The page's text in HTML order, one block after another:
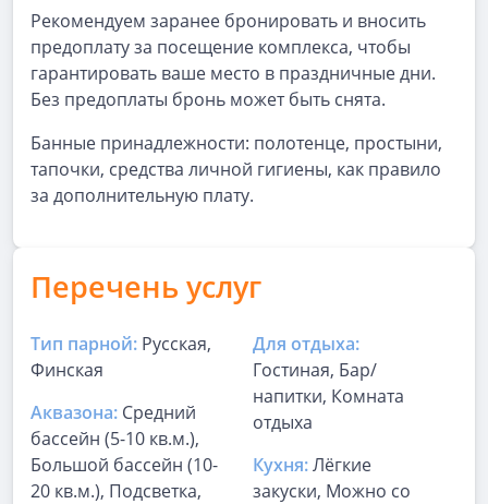
Рекомендуем заранее бронировать и вносить
предоплату за посещение комплекса, чтобы
гарантировать ваше место в праздничные дни.
Без предоплаты бронь может быть снята.
Банные принадлежности: полотенце, простыни,
тапочки, средства личной гигиены, как правило
за дополнительную плату.
Перечень услуг
Тип парной: Русская,
Финская
Аквазона: Средний
бассейн (5-10 кв.м.),
Большой бассейн (10-
20 кв.м.), Подсветка,
Для отдыха:
Гостиная, Бар/
напитки, Комната
отдыха
Кухня:Лёгкие
закуски, Можно со